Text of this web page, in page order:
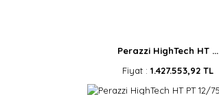
Perazzi HighTech HT ...
Fiyat : 1.427.553,92 TL